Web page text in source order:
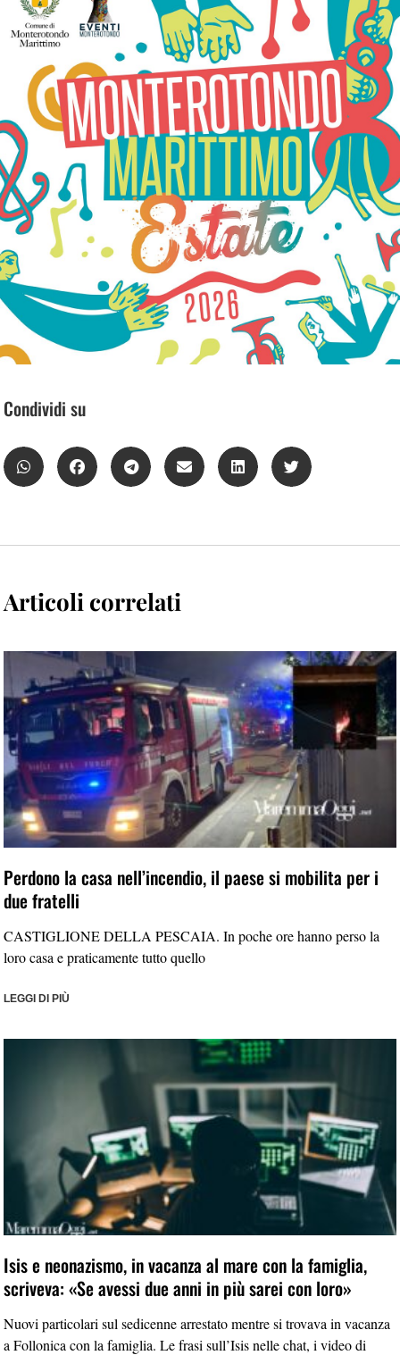
Condividi su
Articoli correlati
Perdono la casa nell’incendio, il paese si mobilita per i
due fratelli
CASTIGLIONE DELLA PESCAIA. In poche ore hanno perso la
loro casa e praticamente tutto quello
LEGGI DI PIÙ
Isis e neonazismo, in vacanza al mare con la famiglia,
scriveva: «Se avessi due anni in più sarei con loro»
Nuovi particolari sul sedicenne arrestato mentre si trovava in vacanza
a Follonica con la famiglia. Le frasi sull’Isis nelle chat, i video di